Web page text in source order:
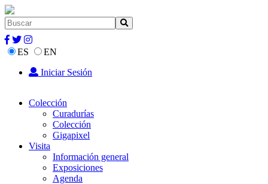
ES
EN
Iniciar Sesión
Colección
Curadurías
Colección
Gigapixel
Visita
Información general
Exposiciones
Agenda